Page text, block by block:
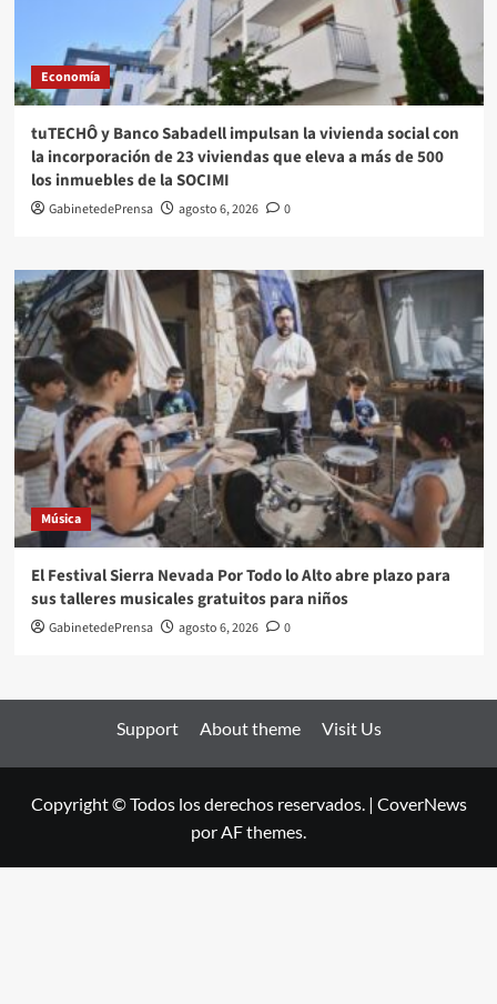
Economía
tuTECHÔ y Banco Sabadell impulsan la vivienda social con
la incorporación de 23 viviendas que eleva a más de 500
los inmuebles de la SOCIMI
GabinetedePrensa agosto 6, 2026 0
Música
El Festival Sierra Nevada Por Todo lo Alto abre plazo para
sus talleres musicales gratuitos para niños
GabinetedePrensa agosto 6, 2026 0
Support About theme Visit Us
Copyright © Todos los derechos reservados. | CoverNews
por AF themes.